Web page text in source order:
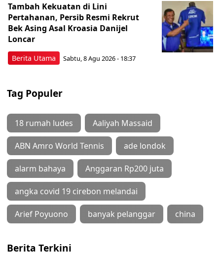
Berita Utama
Tambah Kekuatan di Lini
Pertahanan, Persib Resmi Rekrut
Bek Asing Asal Kroasia Danijel
Loncar
Sabtu, 8 Agu 2026 - 18:37
Tag Populer
18 rumah ludes Aaliyah Massaid
ABN Amro World Tennis ade londok
alarm bahaya Anggaran Rp200 juta
angka covid 19 cirebon melandai
Arief Poyuono banyak pelanggar china
Berita Terkini